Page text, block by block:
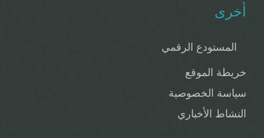
أخرى
المستودع الرقمي
خريطة الموقع
سياسة الخصوصية
النشاط الأخباري